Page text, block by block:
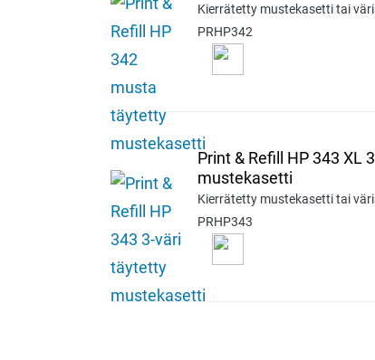
Kierrätetty mustekasetti tai
PRHP342
Print & Refill HP 343 XL
mustekasetti
Kierrätetty mustekasetti tai
PRHP343